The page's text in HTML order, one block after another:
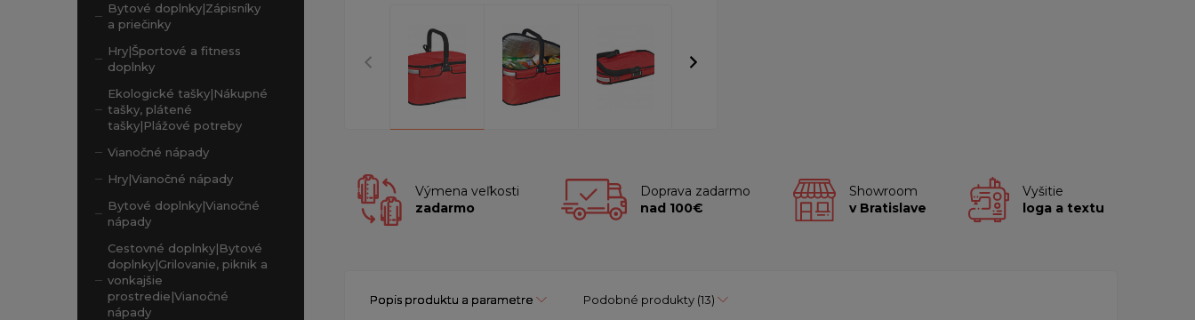
Bytové doplnky|Zápisníky
a priečinky
Hry|Športové a fitness
doplnky
Ekologické tašky|Nákupné
tašky, plátené
tašky|Plážové potreby
Vianočné nápady
Hry|Vianočné nápady
Bytové doplnky|Vianočné
nápady
Cestovné doplnky|Bytové
doplnky|Grilovanie, piknik a
vonkajšie
prostredie|Vianočné
nápady
Výmena veľkosti
zadarmo
Doprava zadarmo
nad 100€
Showroom
v Bratislave
Vyšitie
loga a textu
Popis produktu a parametre Podobné produkty (13)